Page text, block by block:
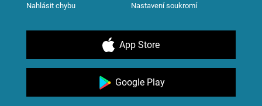
Nahlásit chybu Nastavení soukromí
App Store
Google Play